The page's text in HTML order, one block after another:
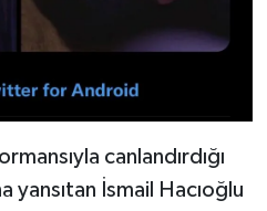
canlandırdığı
yansıtan İsmail Hacıoğlu